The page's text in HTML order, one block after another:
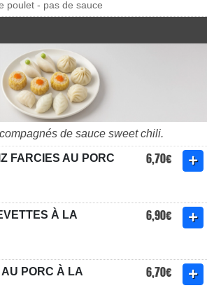
poulet - pas de sauce
de sauce sweet chili.
FARCIES AU PORC
6,70€
À LA
6,90€
AU PORC À LA
6,70€